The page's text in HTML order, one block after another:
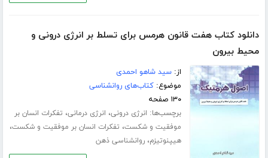
دانلود کتاب هفت قانون هرمس برای تسلط بر انرژی درونی و
محیط بیرون
از:سید شاهو احمدی
موضوع:کتاب‌های روانشناسی
۱۳۰ صفحه
برچسب‌ها: انرژی درونی، انرژی درمانی، تفکرات انسان بر
موفقیت و شکست، تفکرات انسان بر موفقیت و شکست،
هیپنوتیزم،روانشناسی ذهن